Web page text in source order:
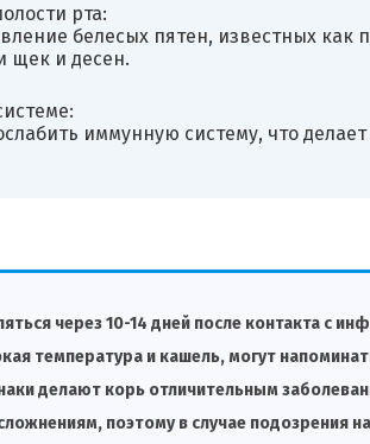
рта:
белесых пятен, известных как
щек и десен.
иммунную систему, что
через 10-14 дней после контакта с
температура и кашель, могут
делают корь отличительным
поэтому в случае подозрения